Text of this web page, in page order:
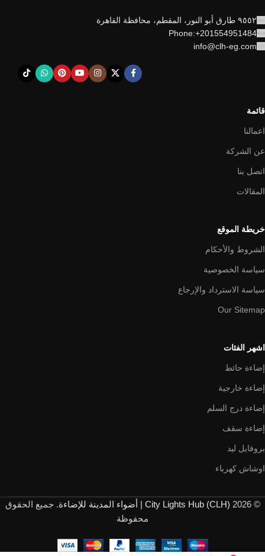
٩٥٥٢ طارق أبو النور، المقطم، محافظة القاهرة
Phone:+201554951484
info@clh-eg.com
قائمة
اعمالنا
عن الشركة
اتصل بنا
المقالات
خريطة الموقع
الشروط والأحكام
سياسة الخصوصية
سياسة الاسترداد والإرجاع
Our Sitemap
اشهر الفئات
إضاءة حائط
إضاءة خارجية
إضاءة درج السلم
إضاءة سقف
بروفايل ليد
اوشاش كهرباء
© 2026 City Lights Hub (CLH) | أضواء المدينة للإضاءة
. جميع الحقوق
محفوظة